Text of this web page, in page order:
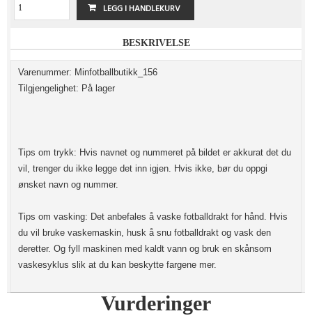
BESKRIVELSE
Varenummer: Minfotballbutikk_156
Tilgjengelighet: På lager
Tips om trykk: Hvis navnet og nummeret på bildet er akkurat det du
vil, trenger du ikke legge det inn igjen. Hvis ikke, bør du oppgi
ønsket navn og nummer.
Tips om vasking: Det anbefales å vaske fotballdrakt for hånd. Hvis
du vil bruke vaskemaskin, husk å snu fotballdrakt og vask den
deretter. Og fyll maskinen med kaldt vann og bruk en skånsom
vaskesyklus slik at du kan beskytte fargene mer.
Vurderinger